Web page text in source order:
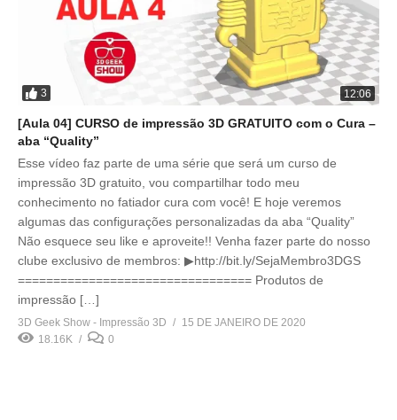
3 12:06
[Aula 04] CURSO de impressão 3D GRATUITO com o Cura –
aba “Quality”
Esse vídeo faz parte de uma série que será um curso de
impressão 3D gratuito, vou compartilhar todo meu
conhecimento no fatiador cura com você! E hoje veremos
algumas das configurações personalizadas da aba “Quality”
Não esquece seu like e aproveite!! Venha fazer parte do nosso
clube exclusivo de membros: ▶http://bit.ly/SejaMembro3DGS
================================= Produtos de
impressão […]
3D Geek Show - Impressão 3D
15 DE JANEIRO DE 2020
18.16K
0